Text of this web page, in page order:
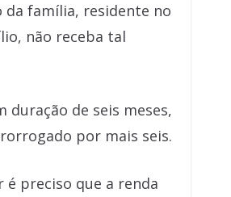
família, residente no
não receba tal
duração de seis meses,
por mais seis.
é preciso que a renda